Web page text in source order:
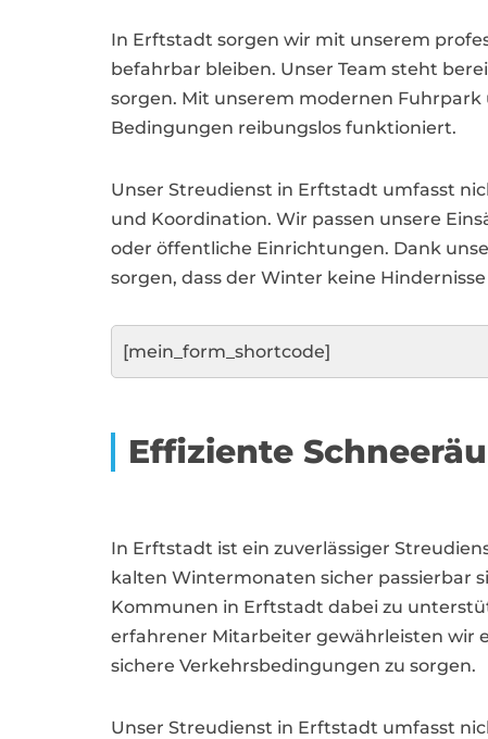
In Erftstadt sorgen wir mit unserem
befahrbar bleiben. Unser Team steht
sorgen. Mit unserem modernen
Bedingungen reibungslos funktioniert.
Unser Streudienst in Erftstadt umfasst
und Koordination. Wir passen unsere
oder öffentliche Einrichtungen. Dank
sorgen, dass der Winter keine
[mein_form_shortcode]
Effiziente
In Erftstadt ist ein zuverlässiger
kalten Wintermonaten sicher passierbar
Kommunen in Erftstadt dabei zu
erfahrener Mitarbeiter gewährleisten wir
sichere Verkehrsbedingungen zu sorgen.
Unser Streudienst in Erftstadt umfasst